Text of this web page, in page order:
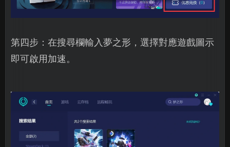
第四步：在搜尋欄輸入夢之形，選擇對應遊戲圖示
即可啟用加速。